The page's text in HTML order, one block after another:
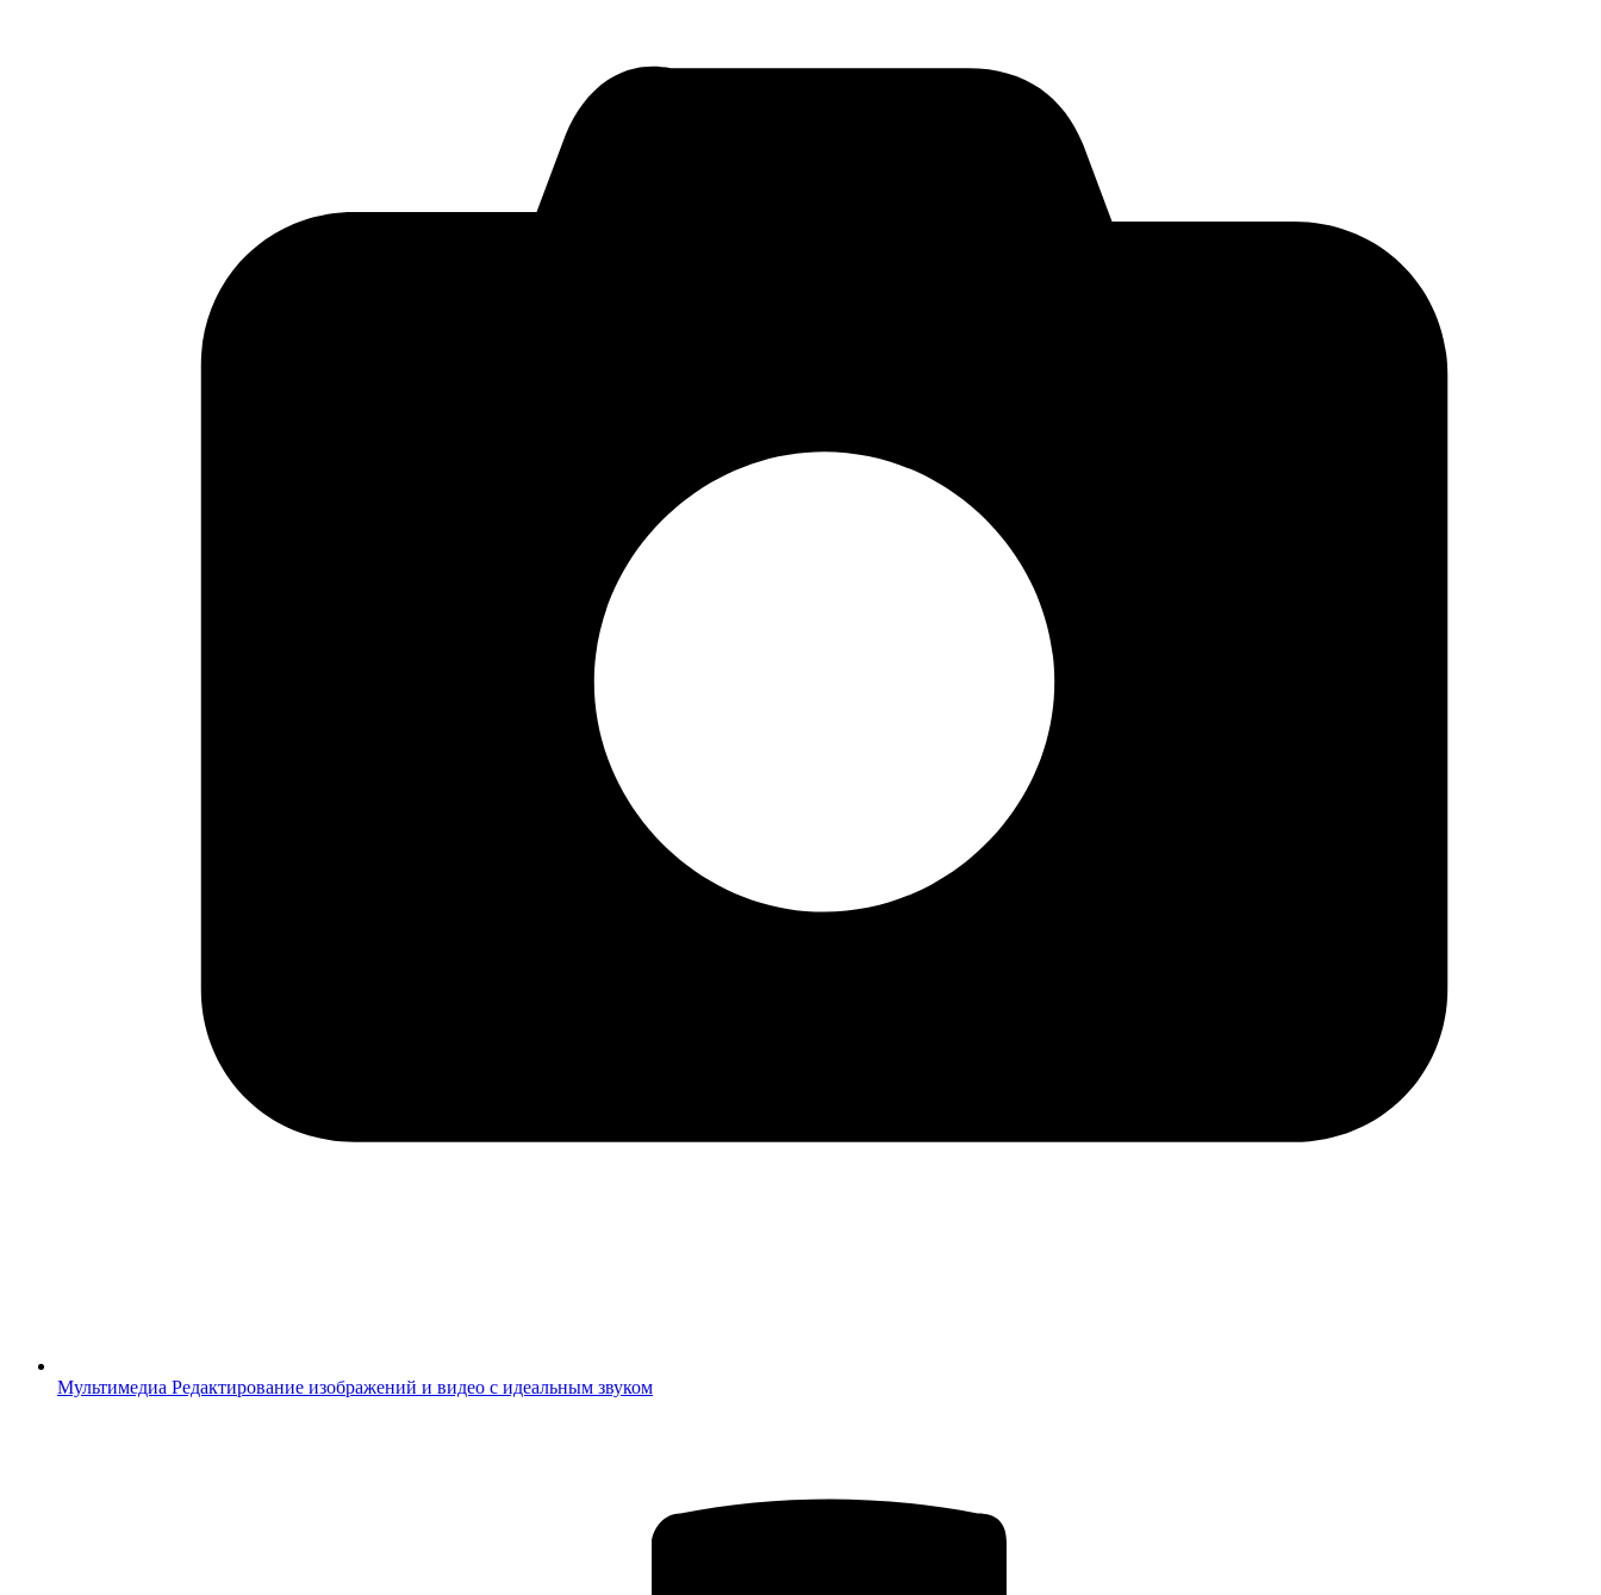
Мультимедиа Редактирование изображений и видео с идеальным звуком